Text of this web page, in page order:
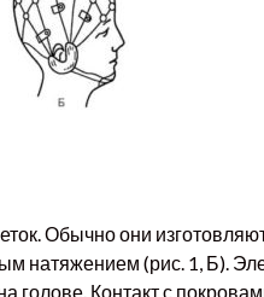
Обычно они
натяжением (рис. 1, Б).
голове. Контакт с